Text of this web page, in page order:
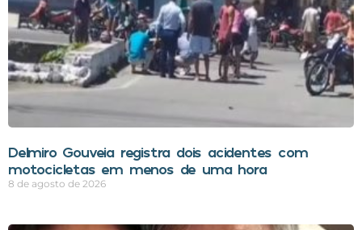
Delmiro Gouveia registra dois acidentes com
motocicletas em menos de uma hora
8 de agosto de 2026